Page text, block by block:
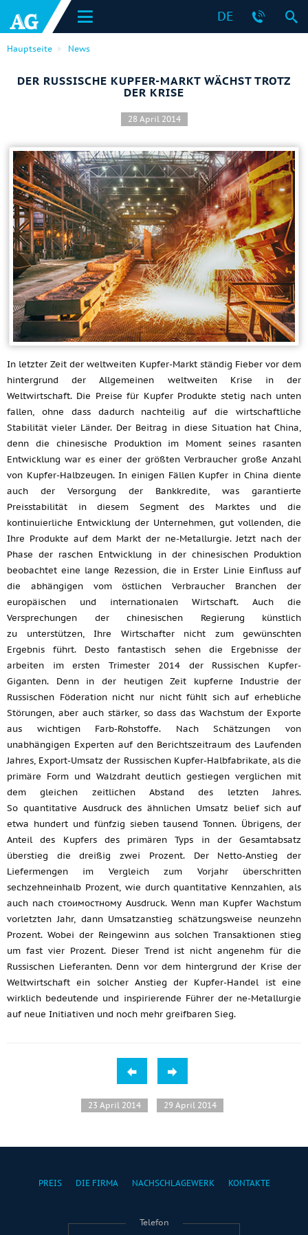
DE
Hauptseite News
DER RUSSISCHE KUPFER-MARKT WÄCHST TROTZ
DER KRISE
28 April 2014
In letzter Zeit der weltweiten Kupfer-Markt ständig Fieber vor dem
hintergrund der Allgemeinen weltweiten Krise in der
Weltwirtschaft. Die Preise für Kupfer Produkte stetig nach unten
fallen, ohne dass dadurch nachteilig auf die wirtschaftliche
Stabilität vieler Länder. Der Beitrag in diese Situation hat China,
denn die chinesische Produktion im Moment seines rasanten
Entwicklung war es einer der größten Verbraucher große Anzahl
von Kupfer-Halbzeugen. In einigen Fällen Kupfer in China diente
auch der Versorgung der Bankkredite, was garantierte
Preisstabilität in diesem Segment des Marktes und die
kontinuierliche Entwicklung der Unternehmen, gut vollenden, die
Ihre Produkte auf dem Markt der ne-Metallurgie. Jetzt nach der
Phase der raschen Entwicklung in der chinesischen Produktion
beobachtet eine lange Rezession, die in Erster Linie Einfluss auf
die abhängigen vom östlichen Verbraucher Branchen der
europäischen und internationalen Wirtschaft. Auch die
Versprechungen der chinesischen Regierung künstlich
zu unterstützen, Ihre Wirtschafter nicht zum gewünschten
Ergebnis führt. Desto fantastisch sehen die Ergebnisse der
arbeiten im ersten Trimester 2014 der Russischen Kupfer-
Giganten. Denn in der heutigen Zeit kupferne Industrie der
Russischen Föderation nicht nur nicht fühlt sich auf erhebliche
Störungen, aber auch stärker, so dass das Wachstum der Exporte
aus wichtigen Farb-Rohstoffe. Nach Schätzungen von
unabhängigen Experten auf den Berichtszeitraum des Laufenden
Jahres, Export-Umsatz der Russischen Kupfer-Halbfabrikate, als die
primäre Form und Walzdraht deutlich gestiegen verglichen mit
dem gleichen zeitlichen Abstand des letzten Jahres.
So quantitative Ausdruck des ähnlichen Umsatz belief sich auf
etwa hundert und fünfzig sieben tausend Tonnen. Übrigens, der
Anteil des Kupfers des primären Typs in der Gesamtabsatz
überstieg die dreißig zwei Prozent. Der Netto-Anstieg der
Liefermengen im Vergleich zum Vorjahr überschritten
sechzehneinhalb Prozent, wie durch quantitative Kennzahlen, als
auch nach стоимостному Ausdruck. Wenn man Kupfer Wachstum
vorletzten Jahr, dann Umsatzanstieg schätzungsweise neunzehn
Prozent. Wobei der Reingewinn aus solchen Transaktionen stieg
um fast vier Prozent. Dieser Trend ist nicht angenehm für die
Russischen Lieferanten. Denn vor dem hintergrund der Krise der
Weltwirtschaft ein solcher Anstieg der Kupfer-Handel ist eine
wirklich bedeutende und inspirierende Führer der ne-Metallurgie
auf neue Initiativen und noch mehr greifbaren Sieg.
23 April 2014 29 April 2014
PREIS DIE FIRMA NACHSCHLAGEWERK KONTAKTE
Telefon